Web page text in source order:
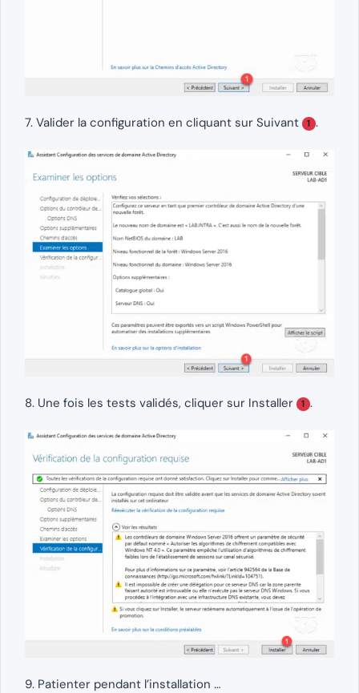
7. Valider la configuration en cliquant sur Suivant 1 .
8. Une fois les tests validés, cliquer sur Installer 1 .
9. Patienter pendant l’installation …